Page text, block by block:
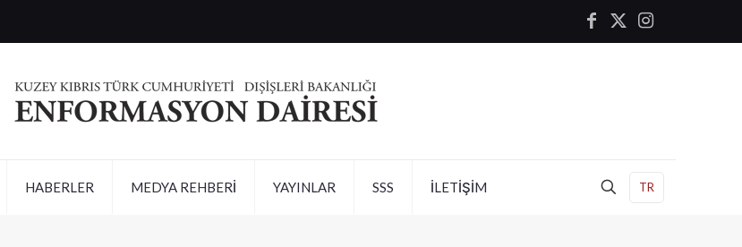
HABERLER MEDYA REHBERİ YAYINLAR SSS İLETİŞİM TR